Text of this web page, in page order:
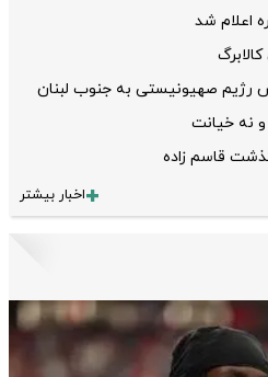
اعلام شد
رژیم صهیونیستی به جنوب لبنان
نه خیانت
قاسم‌ زاده
اخبار بیشتر